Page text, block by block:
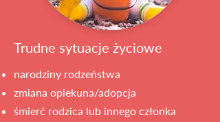
Trudne sytuacje życiowe
narodziny rodzeństwa
zmiana opiekuna/adopcja
śmierć rodzica lub innego członka